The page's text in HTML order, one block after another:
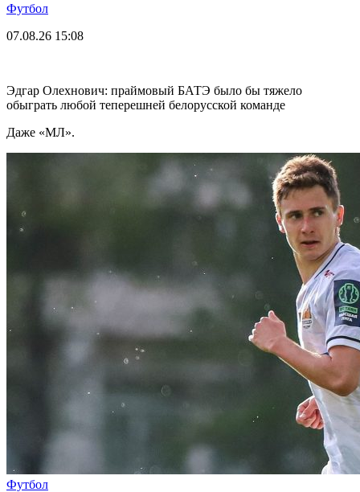
Футбол
07.08.26 15:08
Эдгар Олехнович: праймовый БАТЭ было бы тяжело
обыграть любой теперешней белорусской команде
Даже «МЛ».
Футбол